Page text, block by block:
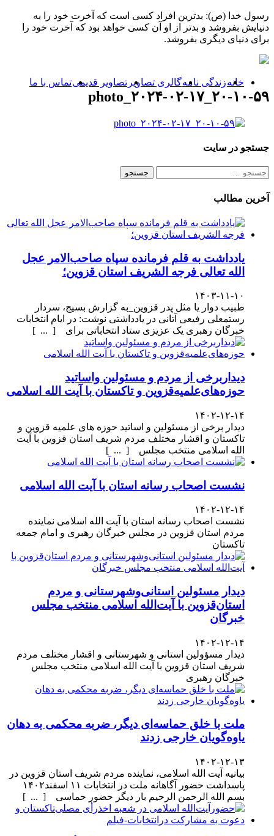
رسول خدا (ص): بدترین افراد کسی است که آخرت خود را به
دنیایش بفروشد و بدتر از او آن کسی خواهد بود که آخرت خود را
برای دنیای دیگری بفروشد.
خانهزندگی نامهگالری تصاویر تصاویر قدیمیتماس با ما
photo_۲۰۲۴-۰۲-۱۷_۲۰-۱۰-۵۹
جستجو در سایت
آخرین مطالب
یادداشت به قلم فرمانده سپاه صاحب‌الامر عجل
الله تعالی فرجه الشریف استان قزوین؛
۱۴۰۳-۱۱-۱۰
طبیب دوار یا مثل پدر قزوین_به گزارش بسیج، سردار
رستمعلی رفیعی آتانی در یادداشتی نوشت: در ایام انتخابات
خبرگان رهبری یک عزیزی ستاد انتخاباتی برای [ ... ]
دیداربرخی از مردم و مسئولین واساتید
حوزه‌های‌علمیه‌قزوین و تاکستان با آیت الله اسلامی
۱۴۰۲-۱۲-۱۴
دیدار برخی از مسئولین و اساتید حوزه های علمیه قزوین و
تاکستان و اقشار مختلف مردم شریف استان قزوین با آیت
الله اسلامی منتخب مجلس [ ... ]
نشست اصحاب رسانه استان با آیت الله اسلامی
۱۴۰۲-۱۲-۱۴
نشست اصحاب رسانه استان با آیت الله اسلامی نماینده
مردم استان قزوین در مجلس خبرگان رهبری و امام جمعه
تاکستان
دیدار مسئولین استانی‌وشهرستانی و مردم‌
استان‌قزوین با آیت‌الله‌ اسلامی منتخب مجلس‌
خبرگان
۱۴۰۲-۱۲-۱۴
دیدار مسؤولین استانی و شهرستانی و اقشار مختلف مردم
شریف استان قزوین با آیت الله اسلامی منتخب مجلس
خبرگان رهبری
ملت با خلق حماسه‌ای دیگر، ضربه محکمی به دهان
یاوه‌گویان خارجی زدند
۱۴۰۲-۱۲-۱۳
بیانیه آیت الله اسلامی، نماینده مردم شریف استان قزوین در
پاسداشت حضور آگاهانه ملت در انتخابات ۱۱ اسفند۱۴۰۲
بسم الله الرحمن الرحیم بار دیگر حضور حماسی [ ... ]